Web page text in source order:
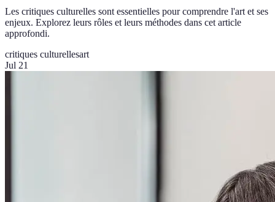
Les critiques culturelles sont essentielles pour comprendre l'art et ses
enjeux. Explorez leurs rôles et leurs méthodes dans cet article
approfondi.
critiques culturellesart
Jul 21